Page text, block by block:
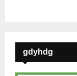
gdyhdg